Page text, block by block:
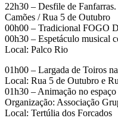
22h30 – Desfile de
Camões / Rua 5 de Outubro
00h00 – Tradicional FOGO
00h30 – Espetáculo
Local: Palco Rio
01h00 – Largada de Toiros
Local: Rua 5 de Outubro e
01h30 – Animação no
Organização: Associação
Local: Tertúlia dos Forcados